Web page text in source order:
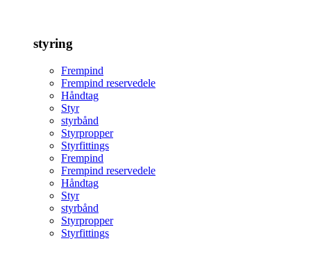
styring
Frempind
Frempind reservedele
Håndtag
Styr
styrbånd
Styrpropper
Styrfittings
Frempind
Frempind reservedele
Håndtag
Styr
styrbånd
Styrpropper
Styrfittings